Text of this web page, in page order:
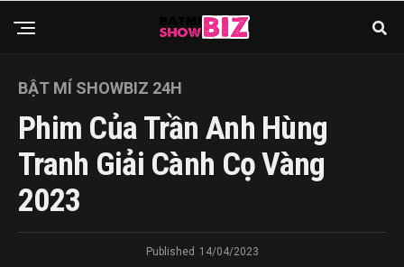
BẬT MÍ SHOWBIZ 24H
Phim Của Trần Anh Hùng
Tranh Giải Cành Cọ Vàng
2023
Published 14/04/2023